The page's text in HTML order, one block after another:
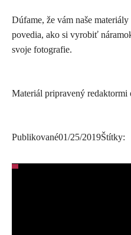
Dúfame, že vám naše
povedia, ako si vyrobiť
svoje fotografie.
Materiál pripravený redaktormi
Publikované01/25/2019Štítky: